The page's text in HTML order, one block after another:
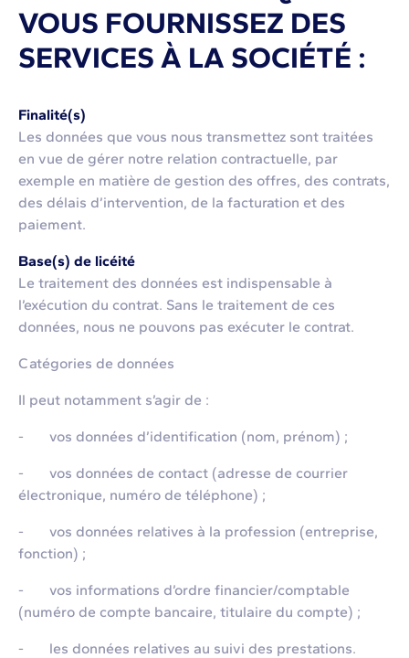
VOUS FOURNISSEZ DES
SERVICES À LA SOCIÉTÉ :
Finalité(s)
Les données que vous nous transmettez sont traitées
en vue de gérer notre relation contractuelle, par
exemple en matière de gestion des offres, des contrats,
des délais d’intervention, de la facturation et des
paiement.
Base(s) de licéité
Le traitement des données est indispensable à
l’exécution du contrat. Sans le traitement de ces
données, nous ne pouvons pas exécuter le contrat.
Catégories de données
Il peut notamment s’agir de :
- vos données d’identification (nom, prénom) ;
- vos données de contact (adresse de courrier
électronique, numéro de téléphone) ;
- vos données relatives à la profession (entreprise,
fonction) ;
- vos informations d’ordre financier/comptable
(numéro de compte bancaire, titulaire du compte) ;
- les données relatives au suivi des prestations.